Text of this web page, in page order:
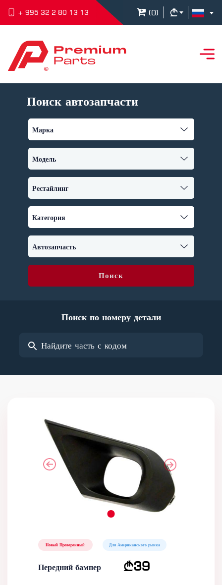
+ 995 32 2 80 13 13 (0)
Поиск автозапчасти
Поиск
Поиск по номеру детали
Новый Проверенный Для Американского рынка
Передний бампер 39